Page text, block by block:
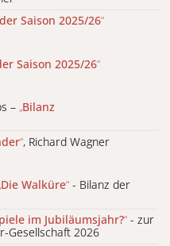
Saison 2025/26“
Saison 2025/26“
– „Bilanz
“, Richard Wagner
Die Walküre“ - Bilanz der
im Jubiläumsjahr?“ - zur
Gesellschaft 2026